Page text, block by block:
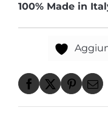
100% Made in